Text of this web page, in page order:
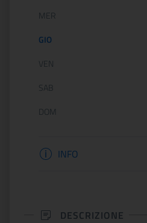
MER
GIO
VEN
SAB
DOM
Informazioni
INFO
DESCRIZIONE